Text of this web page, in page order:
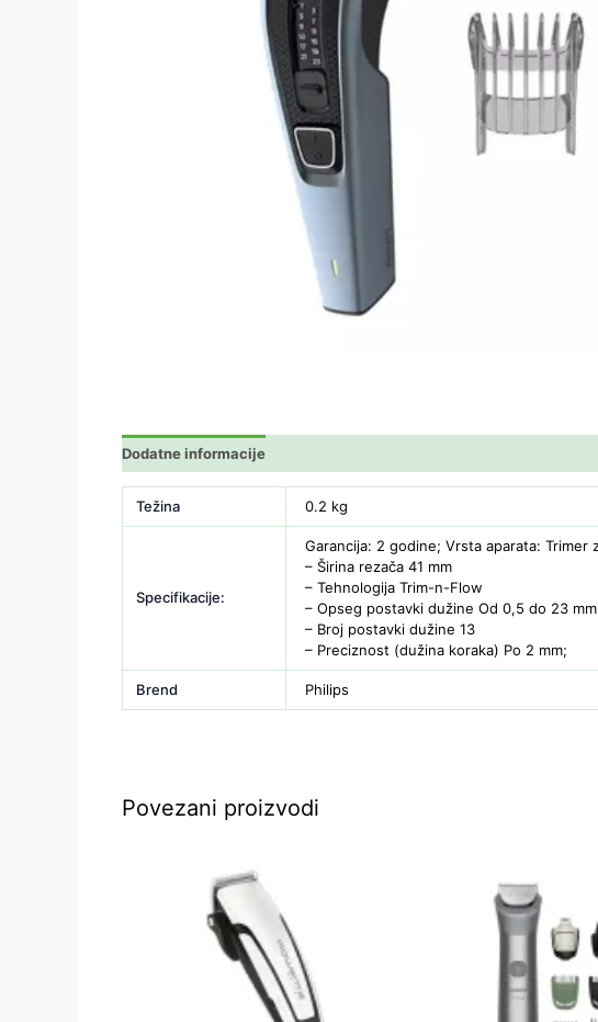
Dodatne informacije
Težina 0.2 kg
Specifikacije:
Garancija: 2 godine; Vrsta aparata:
– Širina rezača 41 mm
– Tehnologija Trim-n-Flow
– Opseg postavki dužine Od 0,5 do 23 mm
– Broj postavki dužine 13
– Preciznost (dužina koraka) Po 2 mm;
Brend Philips
Povezani proizvodi